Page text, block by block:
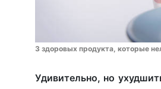
3 здоровых продукта, которые
Удивительно, но